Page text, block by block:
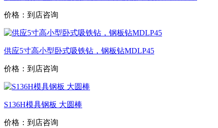
价格：到店咨询
供应5寸高小型卧式吸铁钻，钢板钻MDLP45
价格：到店咨询
S136H模具钢板 大圆棒
价格：到店咨询